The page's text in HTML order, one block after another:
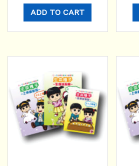
ADD TO CART